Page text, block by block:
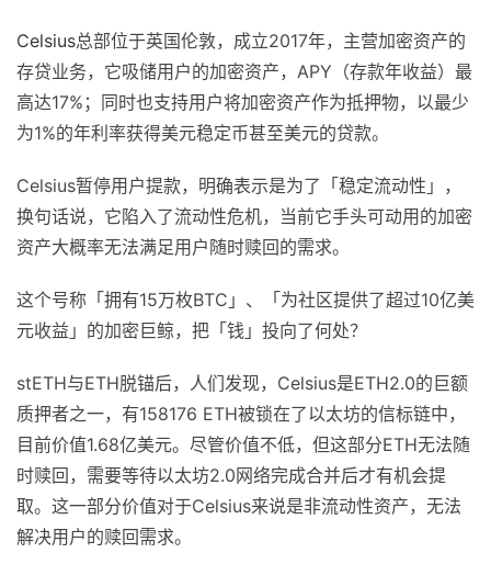
Celsius总部位于英国伦敦，成立2017年，主营加密资产的
存贷业务，它吸储用户的加密资产，APY（存款年收益）最
高达17%；同时也支持用户将加密资产作为抵押物，以最少
为1%的年利率获得美元稳定币甚至美元的贷款。
Celsius暂停用户提款，明确表示是为了「稳定流动性」，
换句话说，它陷入了流动性危机，当前它手头可动用的加密
资产大概率无法满足用户随时赎回的需求。
这个号称「拥有15万枚BTC」、「为社区提供了超过10亿美
元收益」的加密巨鲸，把「钱」投向了何处？
stETH与ETH脱锚后，人们发现，Celsius是ETH2.0的巨额
质押者之一，有158176 ETH被锁在了以太坊的信标链中，
目前价值1.68亿美元。尽管价值不低，但这部分ETH无法随
时赎回，需要等待以太坊2.0网络完成合并后才有机会提
取。这一部分价值对于Celsius来说是非流动性资产，无法
解决用户的赎回需求。